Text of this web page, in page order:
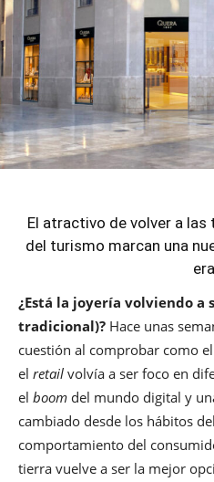
El atractivo de volver a las
del turismo marcan una
era
¿Está la joyería volviendo a
tradicional)? Hace unas
cuestión al comprobar como
el retail volvía a ser foco en
el boom del mundo digital y
cambiado desde los hábitos
comportamiento del
tierra vuelve a ser la mejor